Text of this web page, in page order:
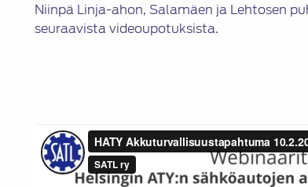
Niinpä Linja-ahon, Salamäen ja Lehtosen
seuraavista videoupotuksista.